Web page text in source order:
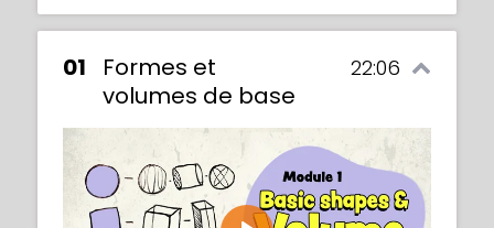
01
Formes et
volumes de base
22:06